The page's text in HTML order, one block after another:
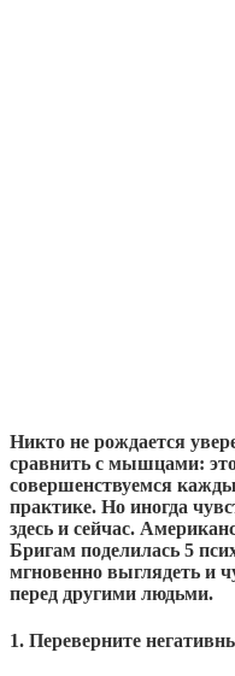
Никто не рождается
сравнить с мышцами:
совершенствуемся
практике. Но иногда
здесь и сейчас.
Бригам поделилась 5
мгновенно выглядеть и
перед другими людьми.
1. Переверните